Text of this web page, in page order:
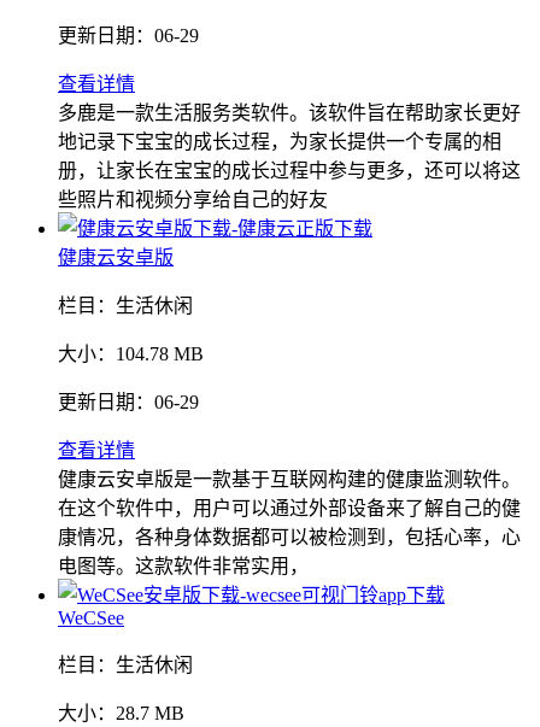
更新日期： 06-29
查看详情
多鹿是一款生活服务类软件。该软件旨在帮助家长更好
地记录下宝宝的成长过程，为家长提供一个专属的相
册，让家长在宝宝的成长过程中参与更多，还可以将这
些照片和视频分享给自己的好友
健康云安卓版
栏目： 生活休闲
大小： 104.78 MB
更新日期： 06-29
查看详情
健康云安卓版是一款基于互联网构建的健康监测软件。
在这个软件中，用户可以通过外部设备来了解自己的健
康情况，各种身体数据都可以被检测到，包括心率，心
电图等。这款软件非常实用，
WeCSee
栏目： 生活休闲
大小： 28.7 MB